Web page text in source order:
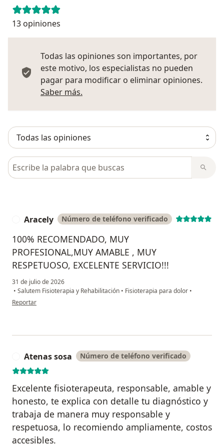
13 opiniones
Todas las opiniones son importantes, por
este motivo, los especialistas no pueden
pagar para modificar o eliminar opiniones.
Saber más.
Busca en opiniones
Aracely Número de teléfono verificado
100% RECOMENDADO, MUY
PROFESIONAL,MUY AMABLE , MUY
RESPETUOSO, EXCELENTE SERVICIO!!!
31 de julio de 2026
• Salutem Fisioterapia y Rehabilitación • Fisioterapia para dolor •
en opinión del usuario Aracely
Reportar
Atenas sosa Número de teléfono verificado
Excelente fisioterapeuta, responsable, amable y
honesto, te explica con detalle tu diagnóstico y
trabaja de manera muy responsable y
respetuosa, lo recomiendo ampliamente, costos
accesibles.